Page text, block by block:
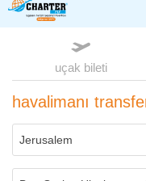
uçak bileti
havalimanı